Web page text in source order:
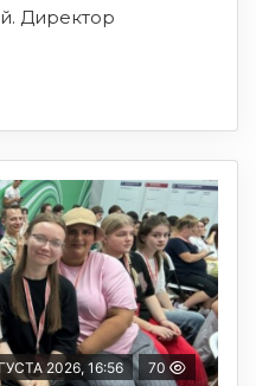
Директор
2026, 16:56 70